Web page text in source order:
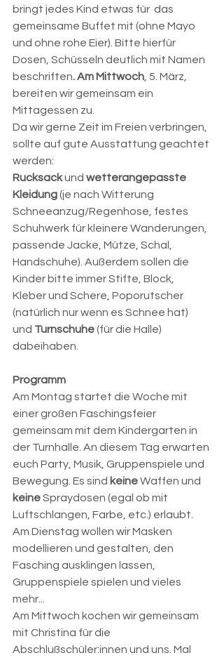
bringt jedes Kind etwas für  das
gemeinsame Buffet mit (ohne Mayo
und ohne rohe Eier). Bitte hierfür
Dosen, Schüsseln deutlich mit Namen
beschriften. Am Mittwoch , 5. März,
bereiten wir gemeinsam ein
Mittagessen zu.
Da wir gerne Zeit im Freien verbringen,
sollte auf gute Ausstattung geachtet
werden:
Rucksack und wetterangepasste
Kleidung (je nach Witterung
Schneeanzug/Regenhose, festes
Schuhwerk für kleinere Wanderungen,
passende Jacke, Mütze, Schal,
Handschuhe). Außerdem sollen die
Kinder bitte immer Stifte, Block,
Kleber und Schere, Poporutscher
(natürlich nur wenn es Schnee hat)
und Turnschuhe (für die Halle)
dabeihaben.
Programm
Am Montag startet die Woche mit
einer großen Faschingsfeier
gemeinsam mit dem Kindergarten in
der Turnhalle. An diesem Tag erwarten
euch Party, Musik, Gruppenspiele und
Bewegung. Es sind keine Waffen und
keine Spraydosen (egal ob mit
Luftschlangen, Farbe, etc.) erlaubt.
Am Dienstag wollen wir Masken
modellieren und gestalten, den
Fasching ausklingen lassen,
Gruppenspiele spielen und vieles
mehr...
Am Mittwoch kochen wir gemeinsam
mit Christina für die
Abschlußschüler:innen und uns. Mal